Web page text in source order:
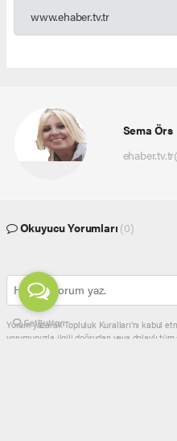
www.ehaber.tv.tr
Sema Örs
Okuyucu Yorumları (0)
Yorum yazarak Topluluk Kuralları’nı kabul
yorumunuzla ilgili doğrudan veya dolaylı